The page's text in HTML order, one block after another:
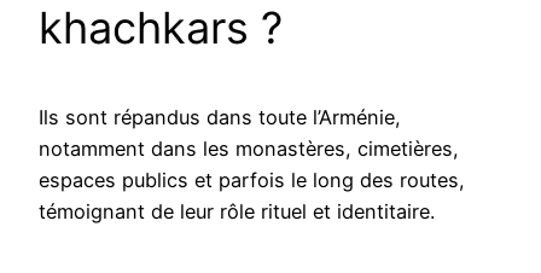
khachkars ?
Ils sont répandus dans toute l’Arménie,
notamment dans les monastères, cimetières,
espaces publics et parfois le long des routes,
témoignant de leur rôle rituel et identitaire.